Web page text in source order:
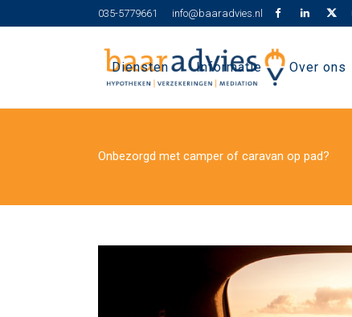
035-5779661 info@baaradvies.nl
Diensten Informatie Over ons
Onbezorgd met camper of caravan op pad?